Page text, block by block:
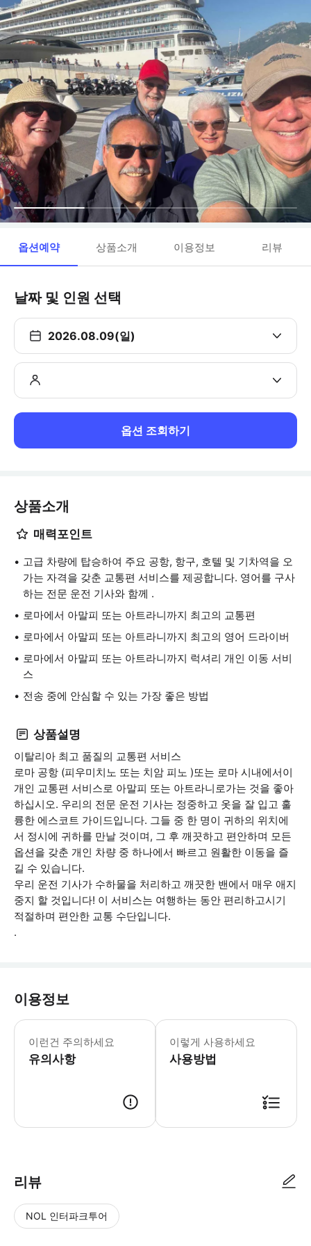
옵션예약 상품소개 이용정보 리뷰
날짜 및 인원 선택
2026.08.09(일)
옵션 조회하기
상품소개
매력포인트
고급 차량에 탑승하여 주요 공항, 항구, 호텔 및 기차역을 오
가는 자격을 갖춘 교통편 서비스를 제공합니다. 영어를 구사
하는 전문 운전 기사와 함께 .
로마에서 아말피 또는 아트라니까지 최고의 교통편
로마에서 아말피 또는 아트라니까지 최고의 영어 드라이버
로마에서 아말피 또는 아트라니까지 럭셔리 개인 이동 서비
스
전송 중에 안심할 수 있는 가장 좋은 방법
상품설명
이탈리아 최고 품질의 교통편 서비스
로마 공항 (피우미치노 또는 치암 피노 )또는 로마 시내에서이
개인 교통편 서비스로 아말피 또는 아트라니로가는 것을 좋아
하십시오. 우리의 전문 운전 기사는 정중하고 옷을 잘 입고 훌
륭한 에스코트 가이드입니다. 그들 중 한 명이 귀하의 위치에
서 정시에 귀하를 만날 것이며, 그 후 깨끗하고 편안하며 모든
옵션을 갖춘 개인 차량 중 하나에서 빠르고 원활한 이동을 즐
길 수 있습니다.
우리 운전 기사가 수하물을 처리하고 깨끗한 밴에서 매우 애지
중지 할 것입니다! 이 서비스는 여행하는 동안 편리하고시기
적절하며 편안한 교통 수단입니다.
.
이용정보
이런건 주의하세요
유의사항
픽업 및 하차 시 필요한 모든 정보를
이렇게 사용하세요
사용방법
리뷰
NOL 인터파크투어